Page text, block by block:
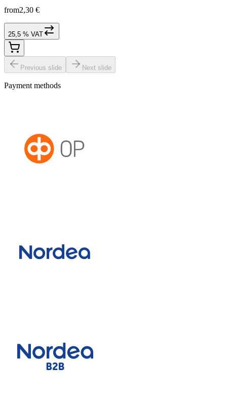
from2,30 €
25,5 % VAT
Previous slide Next slide
Payment methods